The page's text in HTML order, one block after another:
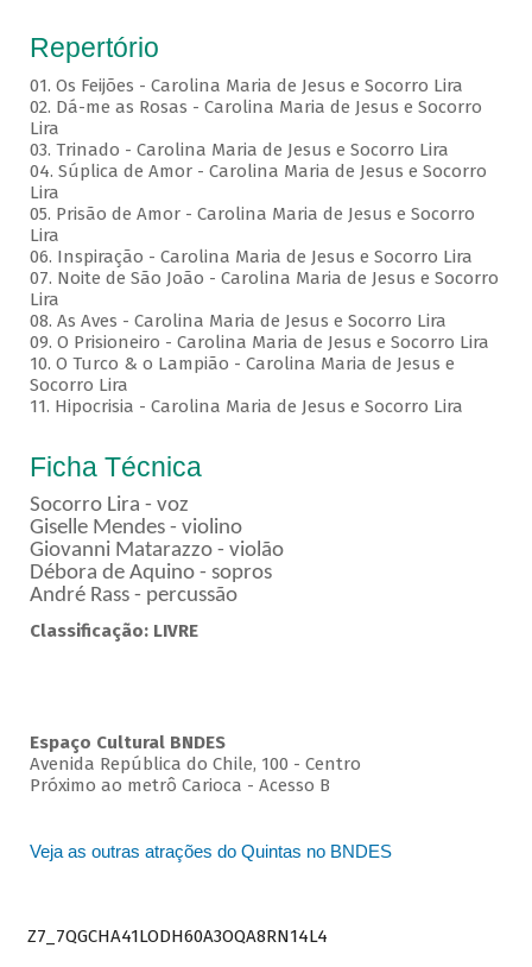
Repertório
01. Os Feijões - Carolina Maria de Jesus e Socorro Lira
02. Dá-me as Rosas - Carolina Maria de Jesus e Socorro
Lira
03. Trinado - Carolina Maria de Jesus e Socorro Lira
04. Súplica de Amor - Carolina Maria de Jesus e Socorro
Lira
05. Prisão de Amor - Carolina Maria de Jesus e Socorro
Lira
06. Inspiração - Carolina Maria de Jesus e Socorro Lira
07. Noite de São João - Carolina Maria de Jesus e Socorro
Lira
08. As Aves - Carolina Maria de Jesus e Socorro Lira
09. O Prisioneiro - Carolina Maria de Jesus e Socorro Lira
10. O Turco & o Lampião - Carolina Maria de Jesus e
Socorro Lira
11. Hipocrisia - Carolina Maria de Jesus e Socorro Lira
Ficha Técnica
Socorro Lira - voz
Giselle Mendes - violino
Giovanni Matarazzo - violão
Débora de Aquino - sopros
André Rass - percussão
Classificação: LIVRE
Espaço Cultural BNDES
Avenida República do Chile, 100 - Centro
Próximo ao metrô Carioca - Acesso B
Veja as outras atrações do Quintas no BNDES
Z7_7QGCHA41LODH60A3OQA8RN14L4